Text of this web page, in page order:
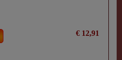
€ 12,91